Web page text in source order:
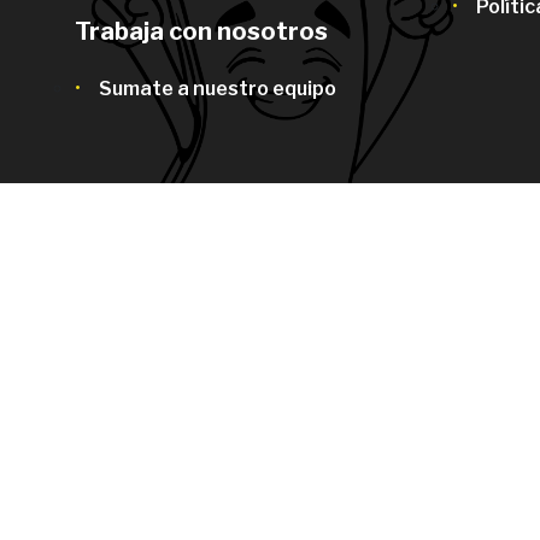
Trabaja con nosotros
Sumate a nuestro equipo